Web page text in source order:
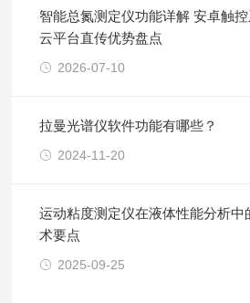
智能总氮测定仪功能详解 安卓触
云平台直传优势盘点
2026-07-10
拉曼光谱仪软件功能有哪些？
2024-11-20
运动粘度测定仪在液体性能分析中
术要点
2025-09-25